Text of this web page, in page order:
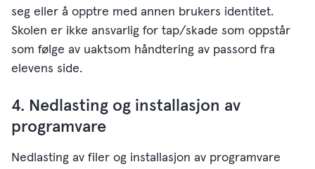
seg eller å opptre med annen brukers identitet.
Skolen er ikke ansvarlig for tap/skade som oppstår
som følge av uaktsom håndtering av passord fra
elevens side.
4. Nedlasting og installasjon av
programvare
Nedlasting av filer og installasjon av programvare